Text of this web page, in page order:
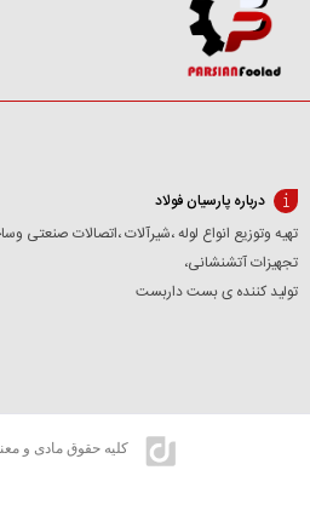
درباره پارسیان فولاد
تهیه وتوزیع انواع لوله ،شیرآلات ،اتصالات صنعتی
تجهیزات آتشنشانی،
تولید کننده ی بست داربست
کلیه حقوق مادی و